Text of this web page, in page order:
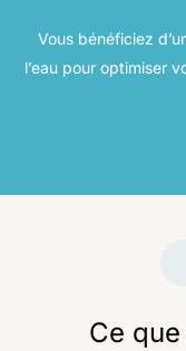
Vous bénéficiez
l’eau pour optimiser
Ce